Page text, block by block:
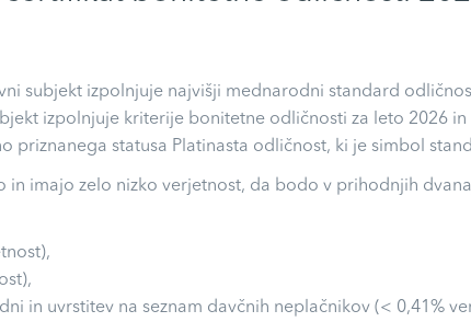
subjekt izpolnjuje najvišji mednarodni standard
izpolnjuje kriterije bonitetne odličnosti za leto 2026
priznanega statusa Platinasta odličnost, ki je simbol
imajo zelo nizko verjetnost, da bodo v prihodnjih
in uvrstitev na seznam davčnih neplačnikov (< 0,41%